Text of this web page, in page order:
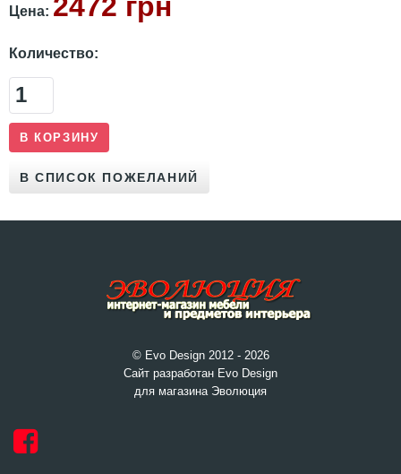
Цена:
Количество:
© Evo Design 2012 - 2026
Сайт разработан Evo Design
для магазина Эволюция